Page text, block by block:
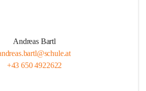
Andreas Bartl
+43 650 4922622